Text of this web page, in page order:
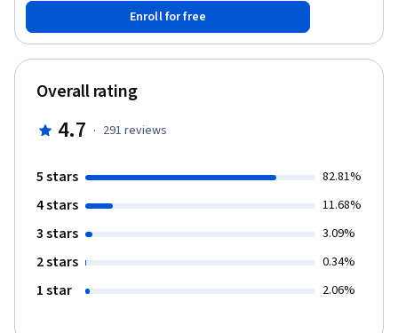
que facilitará la definición de objetivos específicos y
cuantificables para planear estratégicamente nuestra
negociación con el empleo del establecimiento de los máximos
aceptables y mínimos que cada propuesta de solución presenta
para un manejo efectivo de las concesiones, intercambios y
toma de decisiones, con el fin de lograr acuerdos compartidos.
sobre el acuerdo para continuar en el tiempo obteniendo
Enroll for free
Overall rating
4.7 · 291 reviews
5 stars 82.81%
4 stars 11.68%
3 stars 3.09%
2 stars 0.34%
1 star 2.06%